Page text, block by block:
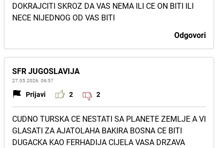
DOKRAJCITI SKROZ DA VAS NEMA ILI CE ON BITI ILI
NECE NIJEDNOG OD VAS BITI
Odgovori
SFR JUGOSLAVIJA
27.05.2026. 06:57
Prijavi 2 2
CUDNO TURSKA CE NESTATI SA PLANETE ZEMLJE A VI
GLASATI ZA AJATOLAHA BAKIRA BOSNA CE BITI
DUGACKA KAO FERHADIJA CIJELA VASA DRZAVA